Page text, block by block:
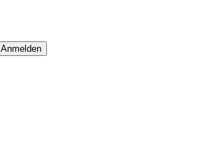
Anmelden